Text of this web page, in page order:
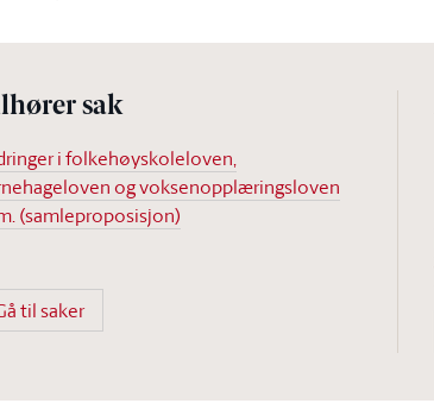
sak
i folkehøyskoleloven,
og voksenopplæringsloven
(samleproposisjon)
til saker